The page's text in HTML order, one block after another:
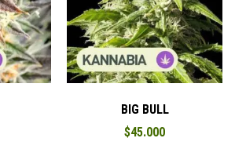
BIG BULL
$45.000